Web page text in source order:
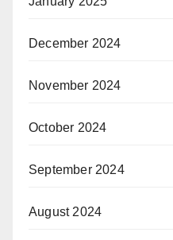
December 2024
November 2024
October 2024
September 2024
August 2024